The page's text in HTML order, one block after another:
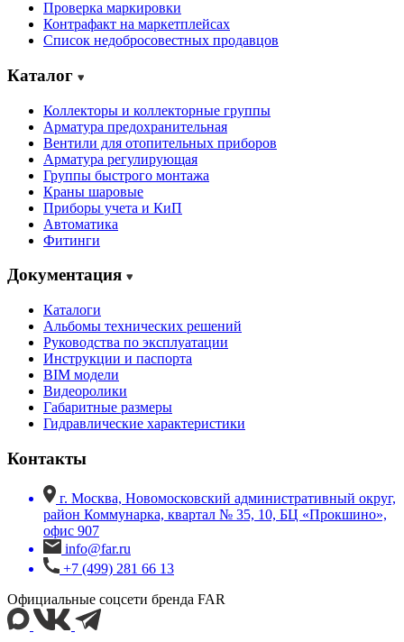
Проверка маркировки
Контрафакт на маркетплейсах
Cписок недобросовестных продавцов
Каталог
Коллекторы и коллекторные группы
Арматура предохранительная
Вентили для отопительных приборов
Арматура регулирующая
Группы быстрого монтажа
Краны шаровые
Приборы учета и КиП
Автоматика
Фитинги
Документация
Каталоги
Альбомы технических решений
Руководства по эксплуатации
Инструкции и паспорта
BIM модели
Видеоролики
Габаритные размеры
Гидравлические характеристики
Контакты
г. Москва, Новомосковский административный округ,
район Коммунарка, квартал № 35, 10, БЦ «Прокшино»,
офис 907
info@far.ru
+7 (499) 281 66 13
Официальные соцсети бренда FAR